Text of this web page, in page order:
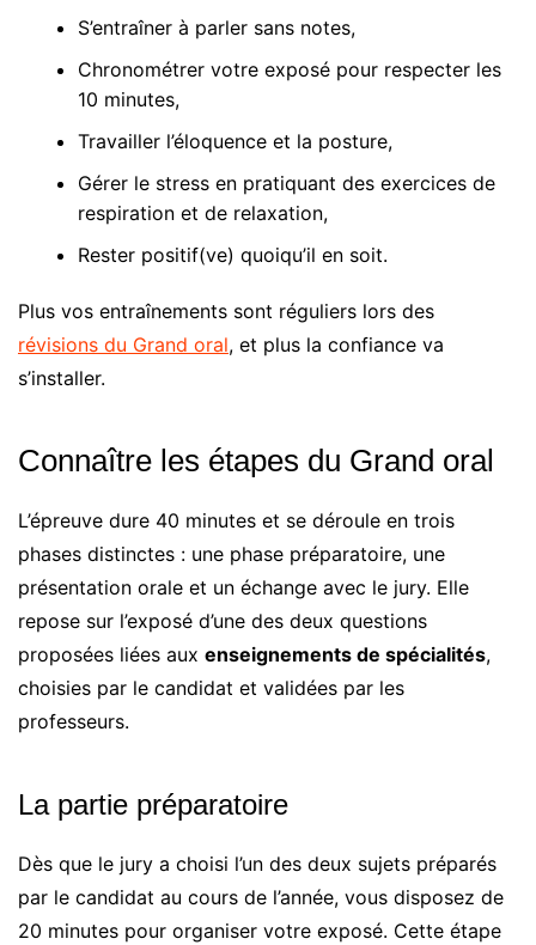
S’entraîner à parler sans notes,
Chronométrer votre exposé pour respecter les
10 minutes,
Travailler l’éloquence et la posture,
Gérer le stress en pratiquant des exercices de
respiration et de relaxation,
Rester positif(ve) quoiqu’il en soit.
Plus vos entraînements sont réguliers lors des
révisions du Grand oral, et plus la confiance va
s’installer.
Connaître les étapes du Grand oral
L’épreuve dure 40 minutes et se déroule en trois
phases distinctes : une phase préparatoire, une
présentation orale et un échange avec le jury. Elle
repose sur l’exposé d’une des deux questions
proposées liées aux enseignements de spécialités,
choisies par le candidat et validées par les
professeurs.
La partie préparatoire
Dès que le jury a choisi l’un des deux sujets préparés
par le candidat au cours de l’année, vous disposez de
20 minutes pour organiser votre exposé. Cette étape